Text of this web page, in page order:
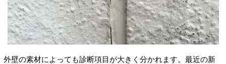
外壁の素材によっても診断項目が大きく分かれます。最近の新